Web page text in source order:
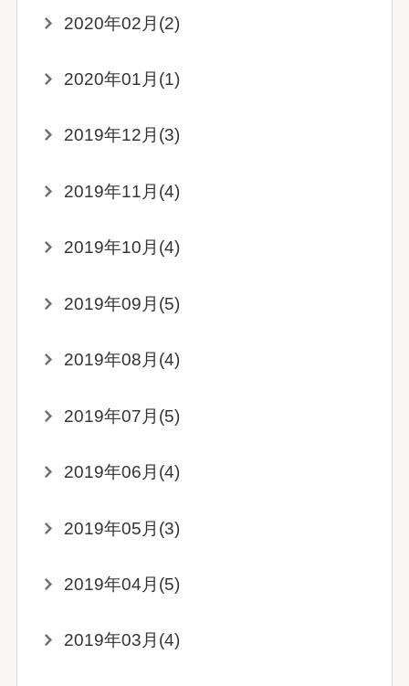
2020年02月(2)
2020年01月(1)
2019年12月(3)
2019年11月(4)
2019年10月(4)
2019年09月(5)
2019年08月(4)
2019年07月(5)
2019年06月(4)
2019年05月(3)
2019年04月(5)
2019年03月(4)